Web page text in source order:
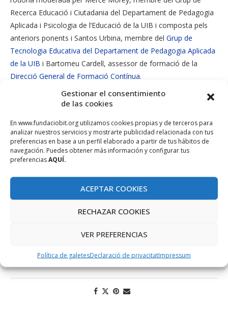
Gestionar el consentimiento
de las cookies
En www.fundaciobit.org utilizamos cookies propias y de terceros para
analizar nuestros servicios y mostrarte publicidad relacionada con tus
preferencias en base a un perfil elaborado a partir de tus hábitos de
navegación. Puedes obtener más información y configurar tus
preferenciasAQUÍ.
ACEPTAR COOKIES
RECHAZAR COOKIES
VER PREFERENCIAS
Política de galetesDeclaració de privacitatImpressum
Recerca Educació i Ciutadania del Departament de Pedagogia
Aplicada i Psicologia de l’Educació de la UIB i composta pels
anteriors ponents i Santos Urbina, membre del Grup de
Tecnologia Educativa del Departament de Pedagogia Aplicada
de la UIB i Bartomeu Cardell, assessor de formació de la
Direcció General de Formació Contínua.
La jornada continuarà en un format més pràctic el proper
amb els assistents possibles solucions als problemes que es
poden presentar quan els menors fan ús dels smartphones.
Per exemple, s’exposaran casos concrets de com la tecnologia
pot ajudar a pares i educadors a fer un control efectiu per a
La jornada sorgeix de l’Obsímetre 16: “Menors i dispositius
mòbils” publicat per l’Obervatori de la Societat de la Informació
balears de 10 a 15 anys ha utilitzat Internet durant els darrers